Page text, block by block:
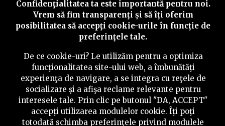
Share this
©2026 PressOne.ro
RSSNewslettereDespre noiPolitica editorială
Confidenţialitatea ta este importantă pentru noi.
Vrem să fim transparenţi și să îţi oferim
posibilitatea să accepţi cookie-urile în funcţie de
preferinţele tale.
De ce cookie-uri? Le utilizăm pentru a optimiza
funcţionalitatea site-ului web, a îmbunătăţi
experienţa de navigare, a se integra cu reţele de
socializare şi a afişa reclame relevante pentru
interesele tale. Prin clic pe butonul "DA, ACCEPT"
accepţi utilizarea modulelor cookie. Îţi poţi
totodată schimba preferinţele privind modulele